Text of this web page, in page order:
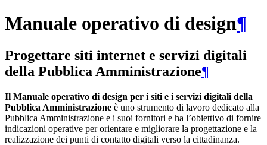
Manuale operativo di design¶
Progettare siti internet e servizi digitali
della Pubblica Amministrazione¶
Il Manuale operativo di design per i siti e i servizi digitali della
Pubblica Amministrazione è uno strumento di lavoro dedicato alla
Pubblica Amministrazione e i suoi fornitori e ha l’obiettivo di fornire
indicazioni operative per orientare e migliorare la progettazione e la
realizzazione dei punti di contatto digitali verso la cittadinanza.